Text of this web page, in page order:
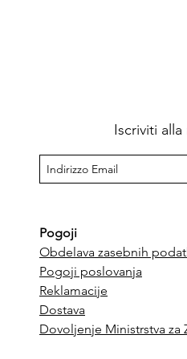
Iscriviti
Pogoji
Obdelava zasebnih
Pogoji poslovanja
Reklamacije
Dostava
Dovoljenje Ministrstva za